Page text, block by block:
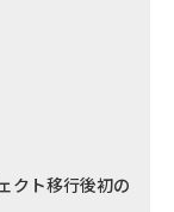
クト移行後初の